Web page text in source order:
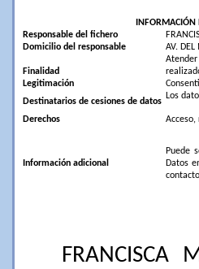
INFORMACIÓN
Responsable del fichero
Domicilio del responsable
AV.
Finalidad
Legitimación
Destinatarios de cesiones de datos
Los
Derechos
Información adicional
Puede
Datos
FRANCISCA